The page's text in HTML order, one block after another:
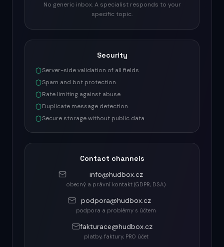
No generic inbox. A specialist responds to your
specific topic.
Security
Server-side validation of all fields
Spam and bot protection
Rate limiting against abuse
Duplicate message detection
Secure storage without public data
Contact channels
info@hudbox.cz
obecný a právní kontakt (GDPR, DSA)
podpora@hudbox.cz
podpora a problémy s účtem
fakturace@hudbox.cz
platby, faktury, PRO účet